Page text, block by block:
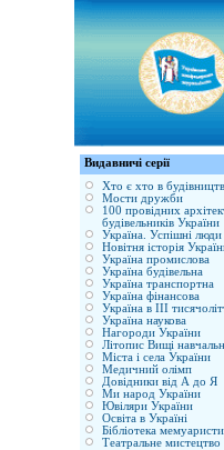
Видавничі серії
Хто є хто в
Мости дружби
100 провідних
будівельників України
Україна. Успішні люди
Новітня історія
Україна промислова
Україна будівельна
Україна транспортна
Україна фінансова
Україна в ІІІ
Україна наукова
Нагороди України
Літопис Вищі
Міста і села України
Медичний олімп
Довідники від А до Я
Ми народ України
Ювіляри України
Освіта в Україні
Бібліотека
Театральне мистецтво